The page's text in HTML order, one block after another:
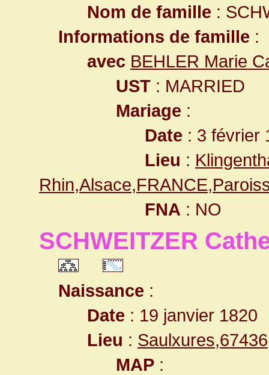
Nom de famille :
Informations de famille :
avec BEHLER Marie
UST : MARRIED
Mariage :
Date : 3 février
Lieu :
FNA : NO
SCHWEITZER
Naissance :
Date : 19 janvier 1820
Lieu :
MAP :